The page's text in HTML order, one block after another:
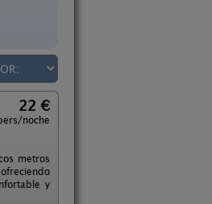
22 €
noche
metros
y